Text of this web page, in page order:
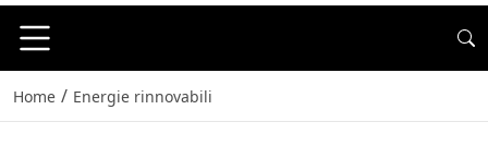
Home / Energie rinnovabili